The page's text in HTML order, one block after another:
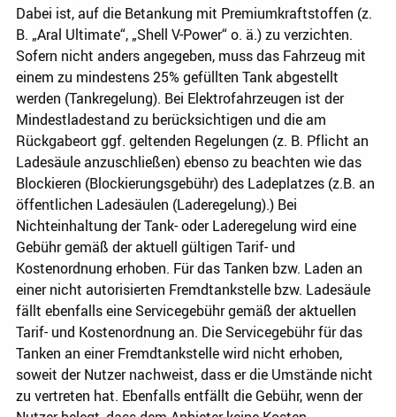
Dabei ist, auf die Betankung mit Premiumkraftstoffen (z.
B. „Aral Ultimate“, „Shell V-Power“ o. ä.) zu verzichten.
Sofern nicht anders angegeben, muss das Fahrzeug mit
einem zu mindestens 25% gefüllten Tank abgestellt
werden (Tankregelung). Bei Elektrofahrzeugen ist der
Mindestladestand zu berücksichtigen und die am
Rückgabeort ggf. geltenden Regelungen (z. B. Pflicht an
Ladesäule anzuschließen) ebenso zu beachten wie das
Blockieren (Blockierungsgebühr) des Ladeplatzes (z.B. an
öffentlichen Ladesäulen (Laderegelung).) Bei
Nichteinhaltung der Tank- oder Laderegelung wird eine
Gebühr gemäß der aktuell gültigen Tarif- und
Kostenordnung erhoben. Für das Tanken bzw. Laden an
einer nicht autorisierten Fremdtankstelle bzw. Ladesäule
fällt ebenfalls eine Servicegebühr gemäß der aktuellen
Tarif- und Kostenordnung an. Die Servicegebühr für das
Tanken an einer Fremdtankstelle wird nicht erhoben,
soweit der Nutzer nachweist, dass er die Umstände nicht
zu vertreten hat. Ebenfalls entfällt die Gebühr, wenn der